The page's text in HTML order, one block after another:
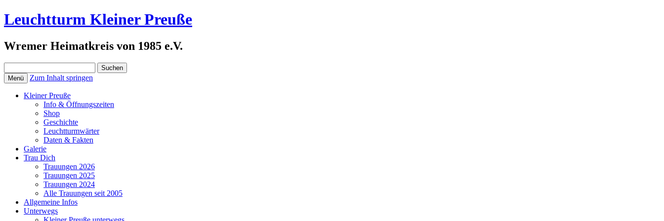
Leuchtturm Kleiner Preuße
Wremer Heimatkreis von 1985 e.V.
nach:
Menü Zum Inhalt springen
Kleiner Preuße
Info & Öffnungszeiten
Shop
Geschichte
Leuchtturmwärter
Daten & Fakten
Galerie
Trau Dich
Trauungen 2026
Trauungen 2025
Trauungen 2024
Alle Trauungen seit 2005
Allgemeine Infos
Unterwegs